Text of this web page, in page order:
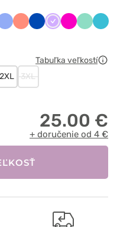
KlasycznyKoralowy
Królewski
Lawendowy
Malinowy
Miętowy
Tabuľka veľkostí
2XL 3XL
25.00 €
+ doručenie od 4 €